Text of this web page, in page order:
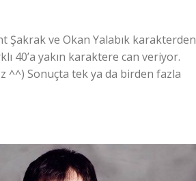
Şakrak ve Okan Yalabık karakterden
40’a yakın karaktere can veriyor.
^^) Sonuçta tek ya da birden fazla